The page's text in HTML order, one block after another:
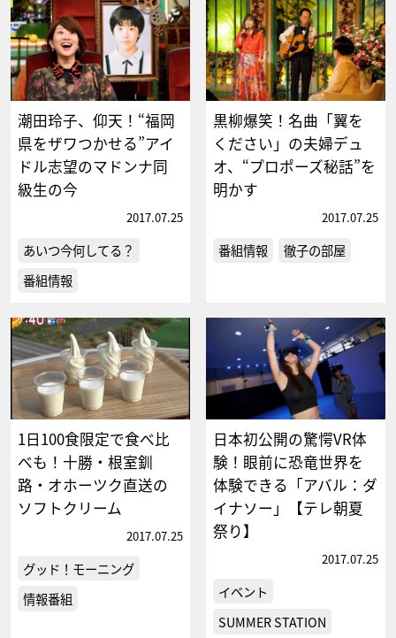
潮田玲子、仰天！“福岡
県をザワつかせる”アイ
ドル志望のマドンナ同
級生の今
2017.07.25
あいつ今何してる？
番組情報
黒柳爆笑！名曲「翼を
ください」の夫婦デュ
オ、“プロポーズ秘話”を
明かす
2017.07.25
番組情報 徹子の部屋
1日100食限定で食べ比
べも！十勝・根室釧
路・オホーツク直送の
ソフトクリーム
2017.07.25
グッド！モーニング
情報番組
日本初公開の驚愕VR体
験！眼前に恐竜世界を
体験できる「アバル：ダ
イナソー」【テレ朝夏
祭り】
2017.07.25
イベント
SUMMER STATION